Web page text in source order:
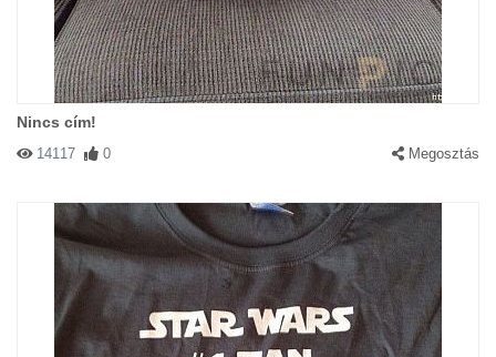
Nincs cím!
14117 0 Megosztás